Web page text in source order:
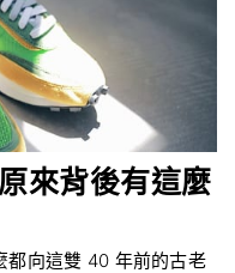
來背後有這麼
都向這雙 40 年前的古老